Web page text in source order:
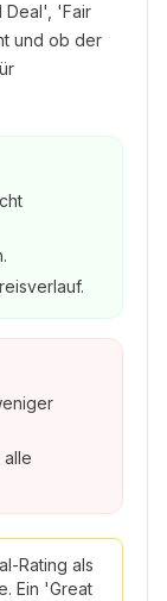
Deal', 'Fair
und ob der
Rating als
Ein 'Great